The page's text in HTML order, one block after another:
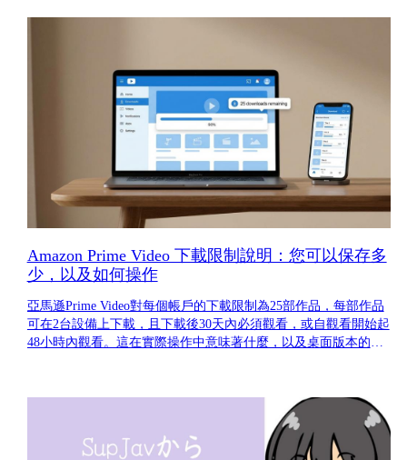
Amazon Prime Video 下載限制說明：您可以保存多
少，以及如何操作
亞馬遜Prime Video對每個帳戶的下載限制為25部作品，每部作品
可在2台設備上下載，且下載後30天內必須觀看，或自觀看開始起
48小時內觀看。這在實際操作中意味著什麼，以及桌面版本的情